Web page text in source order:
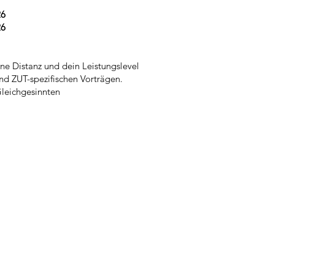
Distanz und dein Leistungslevel
ZUT-spezifischen Vorträgen.